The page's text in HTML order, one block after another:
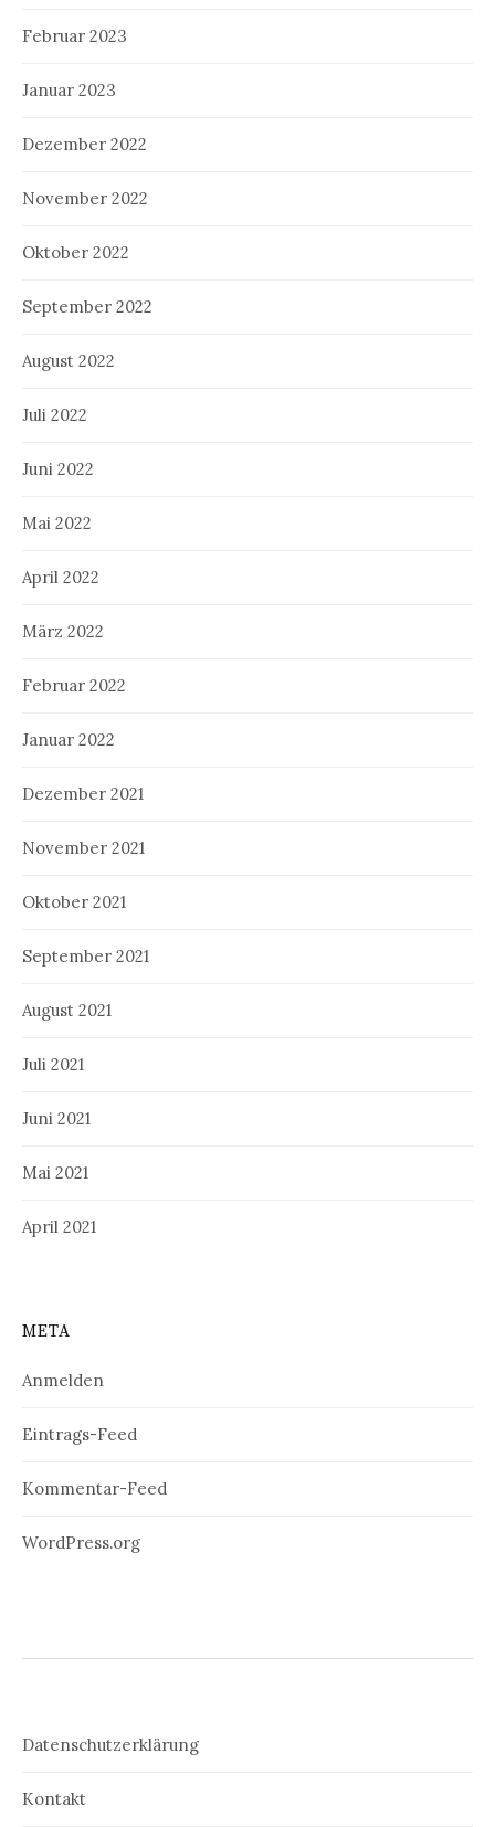
Februar 2023
Januar 2023
Dezember 2022
November 2022
Oktober 2022
September 2022
August 2022
Juli 2022
Juni 2022
Mai 2022
April 2022
März 2022
Februar 2022
Januar 2022
Dezember 2021
November 2021
Oktober 2021
September 2021
August 2021
Juli 2021
Juni 2021
Mai 2021
April 2021
META
Anmelden
Eintrags-Feed
Kommentar-Feed
WordPress.org
Datenschutzerklärung
Kontakt